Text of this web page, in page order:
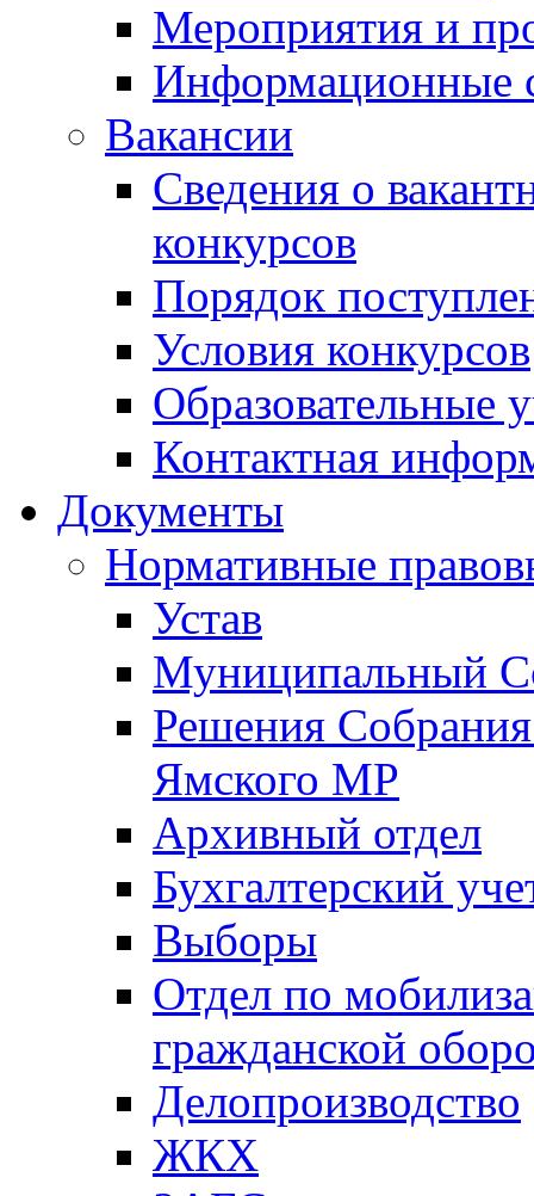
Мероприятия и
Информационные
Вакансии
Сведения о
конкурсов
Порядок
Условия конкурсов
Образовательные
Контактная
Документы
Нормативные
Устав
Муниципальный
Решения
Ямского МР
Архивный отдел
Бухгалтерский
Выборы
Отдел по
гражданской
Делопроизводство
ЖКХ